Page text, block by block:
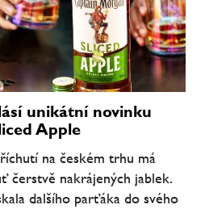
unikátní novinku
Apple
na českém trhu má
čerstvě nakrájených jablek.
dalšího parťáka do svého